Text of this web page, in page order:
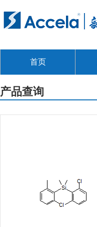
首页
产品查询